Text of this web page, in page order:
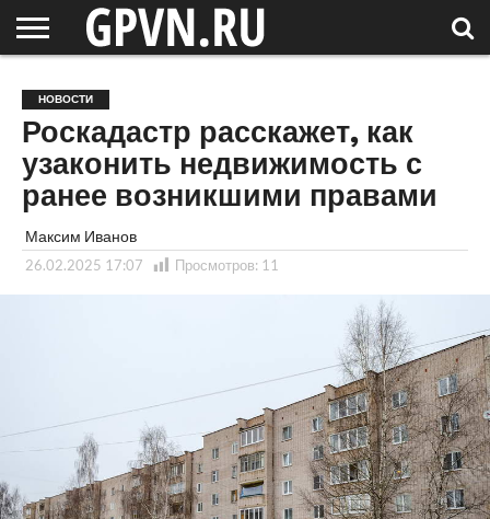
ОБЛАСТЬ
НОВОСТИ
СОСЕДЕЙ
РОССИЯ
/ МИР
СПЕЦПРОЕКТЫ
БЛОГ
СТАТЬИ
ФОТОРЕПОРТАЖИ
ИНТЕРВЬЮ
ОБЪЕКТЫ
ПОДБОРКИ
НОВОСТИ
Роскадастр расскажет, как
узаконить недвижимость с
ранее возникшими правами
Максим Иванов
26.02.2025 17:07 Просмотров: 11